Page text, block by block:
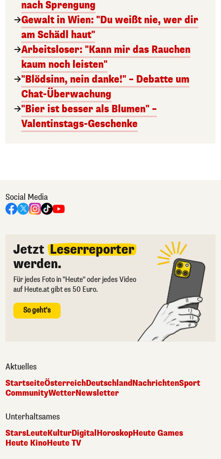
nach Sprengung
Gewalt in Wien: "Du weißt nie, wer dir
am Schädl haut"
Arbeitsloser: "Kann mir das Rauchen
kaum noch leisten"
"Blödsinn, nein danke!" – Debatte um
Chat-Überwachung
"Bier ist besser als Blumen" –
Valentinstags-Geschenke
Social Media
Jetzt Leserreporter
werden.
Für jedes Foto in "Heute" oder jedes Video
auf Heute.at gibt es 50 Euro.
So geht's
Aktuelles
StartseiteÖsterreichDeutschlandNachrichtenSport
CommunityWetterNewsletter
Unterhaltsames
StarsLeuteKulturDigital HoroskopHeute Games
Heute KinoHeute TV